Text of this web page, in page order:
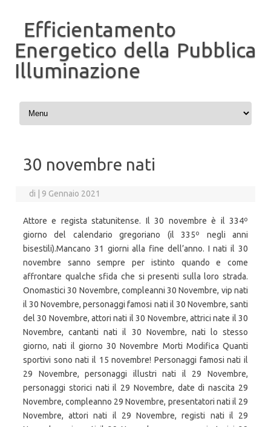
Efficientamento
Energetico della Pubblica
Illuminazione
Vai al contenuto
30 novembre nati
di 9 Gennaio 2021
Attore e regista statunitense. Il 30 novembre è il 334º
giorno del calendario gregoriano (il 335º negli anni
bisestili).Mancano 31 giorni alla fine dell’anno. I nati il 30
novembre sanno sempre per istinto quando e come
affrontare qualche sfida che si presenti sulla loro strada.
Onomastici 30 Novembre, compleanni 30 Novembre, vip nati
il 30 Novembre, personaggi famosi nati il 30 Novembre, santi
del 30 Novembre, attori nati il 30 Novembre, attrici nate il 30
Novembre, cantanti nati il 30 Novembre, nati lo stesso
giorno, nati il giorno 30 Novembre Morti Modifica Quanti
sportivi sono nati il 15 novembre! Personaggi famosi nati il
29 Novembre, personaggi illustri nati il 29 Novembre,
personaggi storici nati il 29 Novembre, date di nascita 29
Novembre, compleanno 29 Novembre, presentatori nati il 29
Novembre, attori nati il 29 Novembre, registi nati il 29